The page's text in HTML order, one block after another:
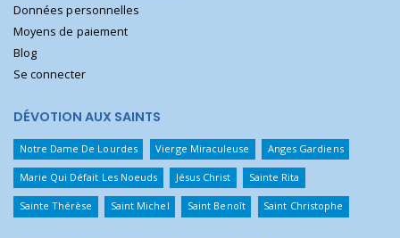
Données personnelles
Moyens de paiement
Blog
Se connecter
DÉVOTION AUX SAINTS
Notre Dame De Lourdes Vierge Miraculeuse Anges Gardiens
Marie Qui Défait Les Noeuds Jésus Christ Sainte Rita
Sainte Thérèse Saint Michel Saint Benoît Saint Christophe